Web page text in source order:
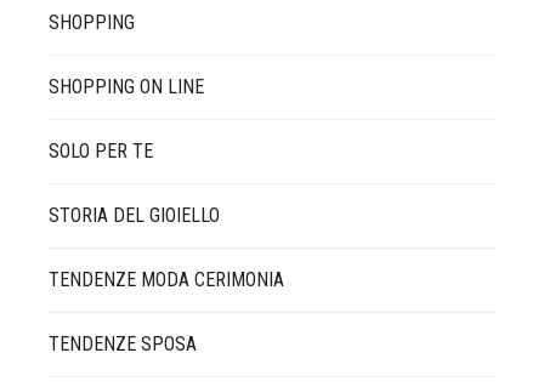
SHOPPING
SHOPPING ON LINE
SOLO PER TE
STORIA DEL GIOIELLO
TENDENZE MODA CERIMONIA
TENDENZE SPOSA